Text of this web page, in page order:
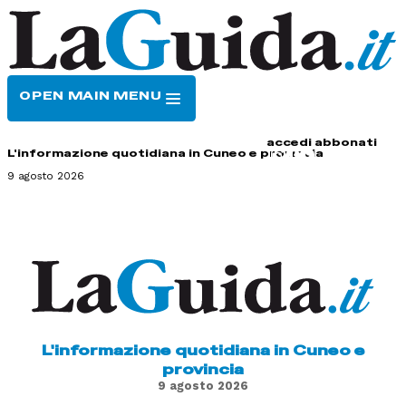
OPEN MAIN MENU
accedi abbonati
L'informazione quotidiana in Cuneo e provincia
9 agosto 2026
L'informazione quotidiana in Cuneo e
provincia
9 agosto 2026